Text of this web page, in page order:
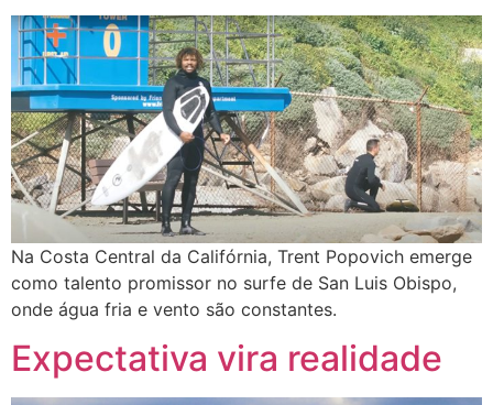
Na Costa Central da Califórnia, Trent Popovich emerge
como talento promissor no surfe de San Luis Obispo,
onde água fria e vento são constantes.
Expectativa vira realidade